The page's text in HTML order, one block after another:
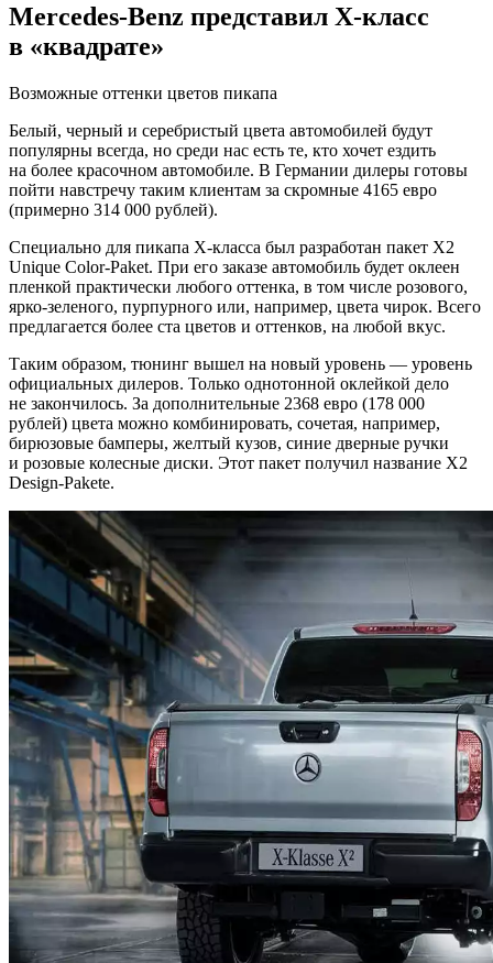
Mercedes-Benz представил X-класс
в «квадрате»
Возможные оттенки цветов пикапа
Белый, черный и серебристый цвета автомобилей будут
популярны всегда, но среди нас есть те, кто хочет ездить
на более красочном автомобиле. В Германии дилеры готовы
пойти навстречу таким клиентам за скромные 4165 евро
(примерно 314 000 рублей).
Специально для пикапа X-класса был разработан пакет Х2
Unique Color-Paket. При его заказе автомобиль будет оклеен
пленкой практически любого оттенка, в том числе розового,
ярко-зеленого, пурпурного или, например, цвета чирок. Всего
предлагается более ста цветов и оттенков, на любой вкус.
Таким образом, тюнинг вышел на новый уровень — уровень
официальных дилеров. Только однотонной оклейкой дело
не закончилось. За дополнительные 2368 евро (178 000
рублей) цвета можно комбинировать, сочетая, например,
бирюзовые бамперы, желтый кузов, синие дверные ручки
и розовые колесные диски. Этот пакет получил название X2
Design-Pakete.